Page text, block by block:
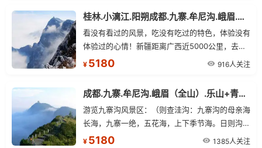
磨坊，多变色彩的犀牛海，九寨沟标志—诺日朗瀑
布。
桂林.小漓江.阳朔成都.九寨.牟尼沟.峨眉.乐山三飞12日
看没有看过的风景，吃没有吃过的特色，体验没有
体验过的心情！新疆距离广西近5000公里，去一
趟不容易，建议游客在多玩、多看、多吃！
¥ 5180 916人关注
成都.九寨.牟尼沟.峨眉（全山）.乐山+青城山.都江堰+熊猫基地.三星堆单飞单卧11日
游览九寨沟风景区：（则查洼沟：九寨沟的母亲海
长海，九寨一绝，五花海，上下季节海。日则沟：
原始森林，芳草海,熊猫海,九寨精华五花海，珍珠
¥ 5180 1385人关注